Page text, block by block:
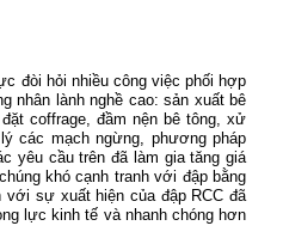
đòi hỏi nhiều công việc phối hợp
nhân lành nghề cao: sản xuất bê
coffrage, đầm nện bê tông, xử
các mạch ngừng, phương pháp
yêu cầu trên đã làm gia tăng giá
khó cạnh tranh với đập bằng
sự xuất hiện của đập RCC đã
lực kinh tế và nhanh chóng hơn